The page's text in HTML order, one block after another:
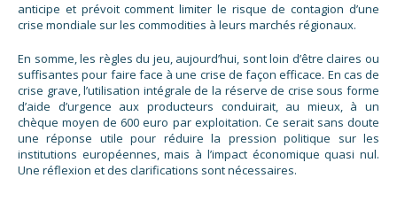
anticipe et prévoit comment limiter le risque de contagion d’une
crise mondiale sur les commodities à leurs marchés régionaux.
En somme, les règles du jeu, aujourd’hui, sont loin d’être claires ou
suffisantes pour faire face à une crise de façon efficace. En cas de
crise grave, l’utilisation intégrale de la réserve de crise sous forme
d’aide d’urgence aux producteurs conduirait, au mieux, à un
chèque moyen de 600 euro par exploitation. Ce serait sans doute
une réponse utile pour réduire la pression politique sur les
institutions européennes, mais à l’impact économique quasi nul.
Une réflexion et des clarifications sont nécessaires.